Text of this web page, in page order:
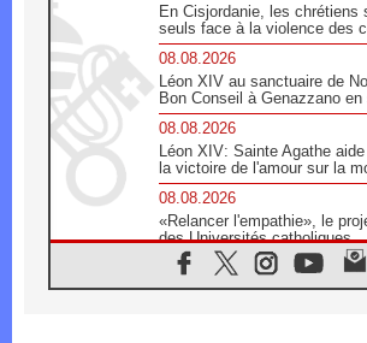
En Cisjordanie, les chrétiens
seuls face à la violence des
08.08.2026
Léon XIV au sanctuaire de
Bon Conseil à Genazzano
08.08.2026
Léon XIV: Sainte Agathe
la victoire de l'amour sur la
08.08.2026
«Relancer l'empathie», le
des Universités catholiques
08.08.2026
Signis 2026, donner la